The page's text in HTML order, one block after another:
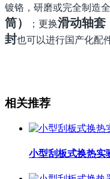
镀铬，研磨或完全制造
筒）
；更换滑动轴套
封也可以进行国产化配
相关推荐
小型刮板式换热实